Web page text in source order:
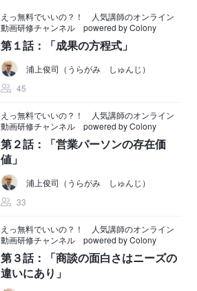
えっ無料でいいの？！ 人気講師のオンライン
動画研修チャンネル powered by Colony
第１話：「成果の方程式」
浦上俊司（うらがみ しゅんじ）
45
えっ無料でいいの？！ 人気講師のオンライン
動画研修チャンネル powered by Colony
第２話：「営業パーソンの存在価
値」
浦上俊司（うらがみ しゅんじ）
33
えっ無料でいいの？！ 人気講師のオンライン
動画研修チャンネル powered by Colony
第３話：「商談の面白さはニーズの
違いにあり」